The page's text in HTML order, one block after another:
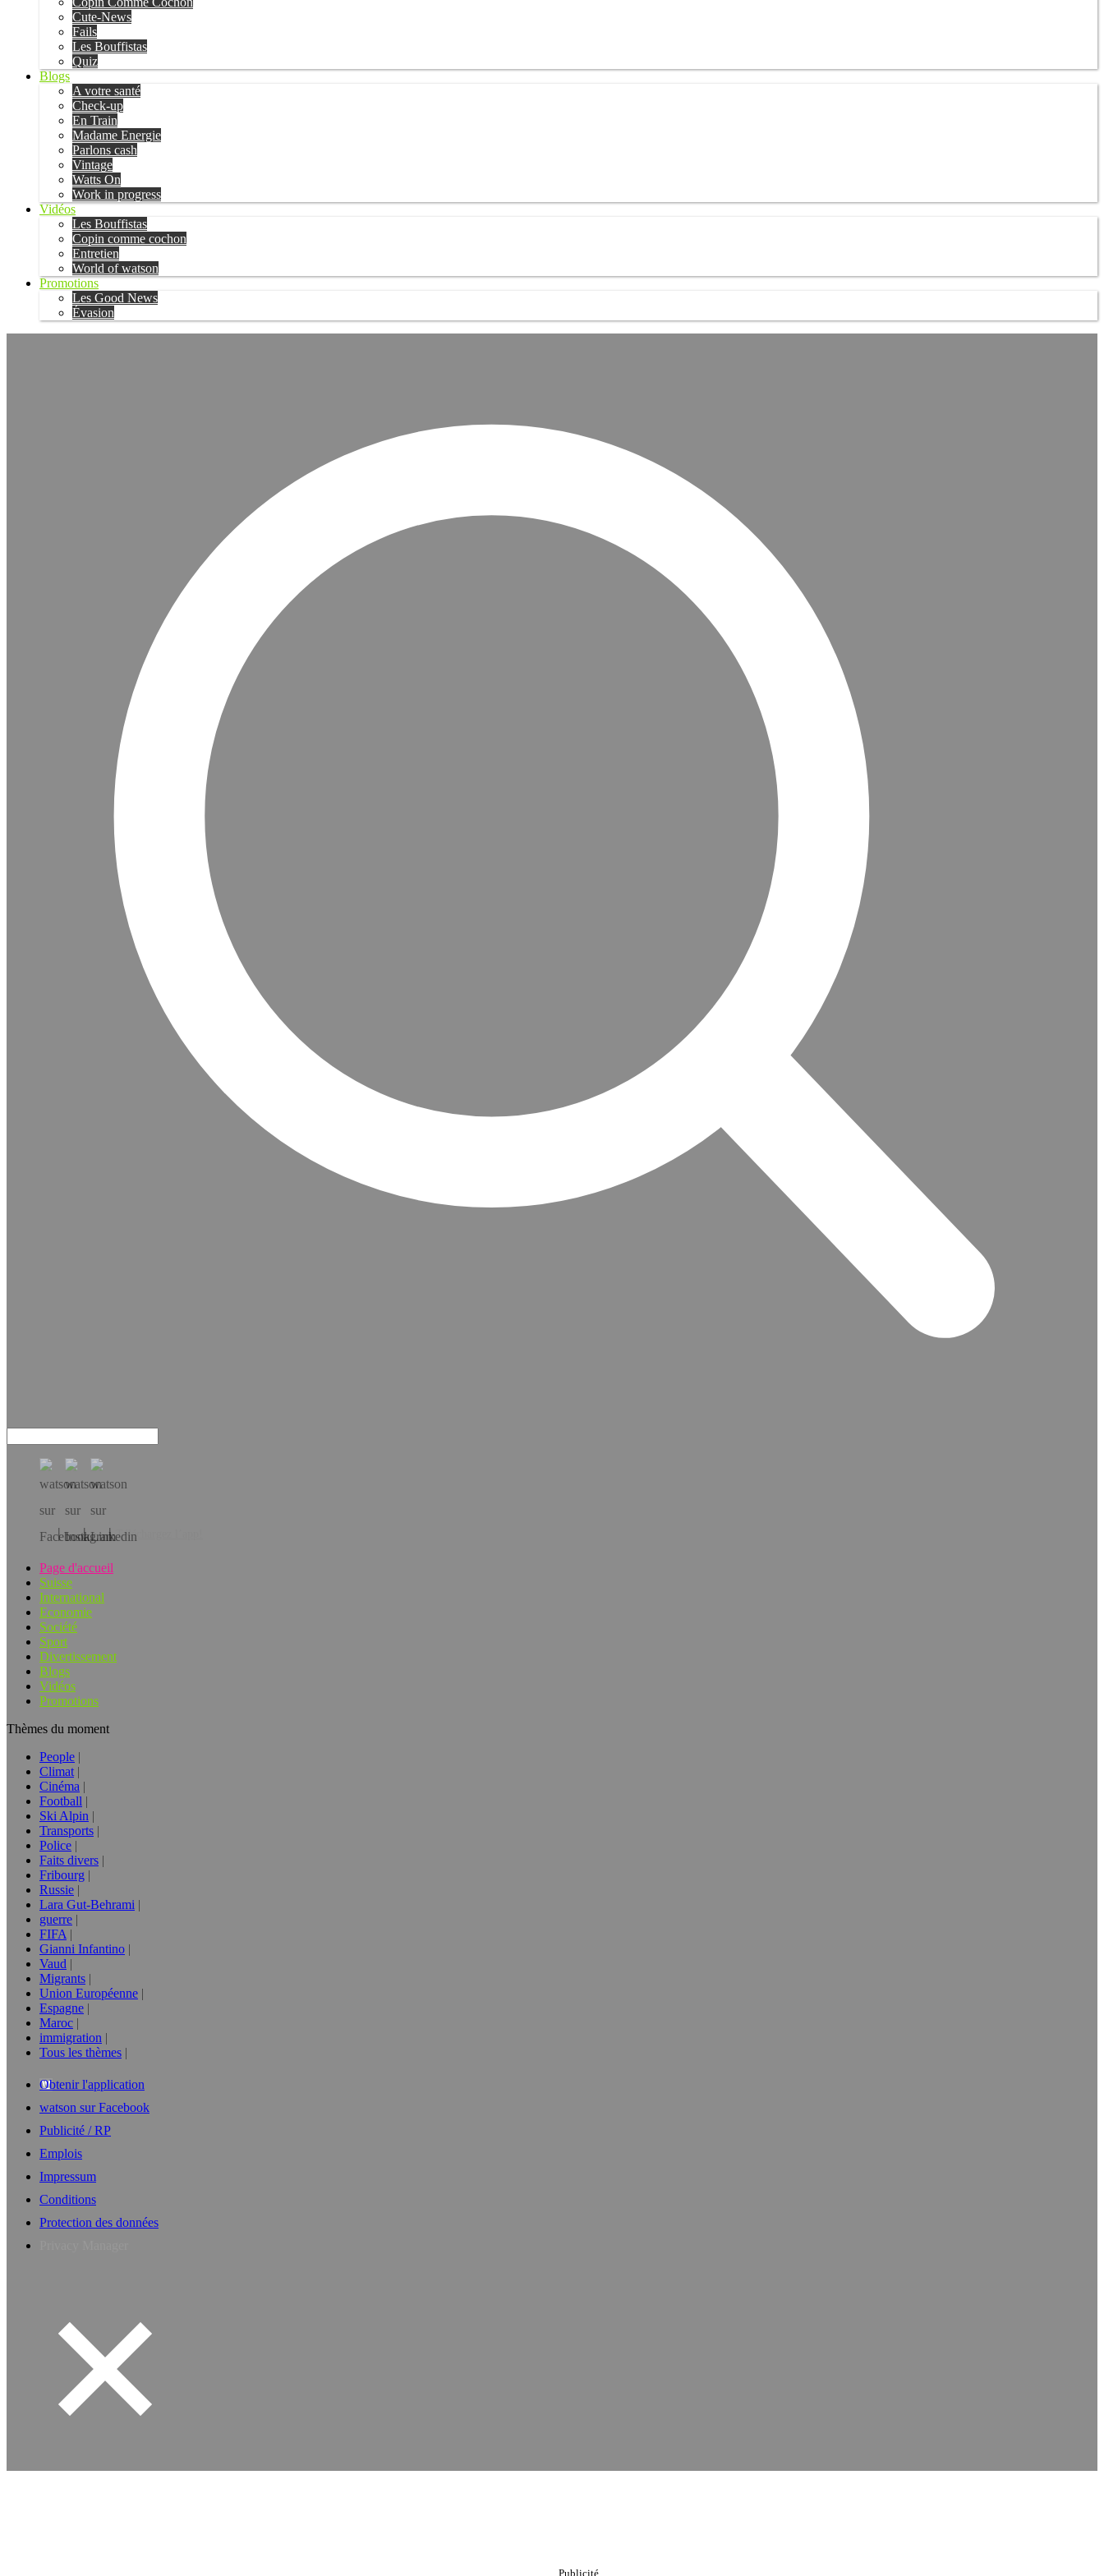
Cute-News
Fails
Les Bouffistas
Quiz
Blogs
A votre santé
Check-up
En Train
Madame Energie
Parlons cash
Vintage
Watts On
Work in progress
Vidéos
Les Bouffistas
Copin comme cochon
Entretien
World of watson
Promotions
Les Good News
Évasion
Téléchargez l’app!
Page d'accueil
Suisse
International
Economie
Société
Sport
Divertissement
Blogs
Vidéos
Promotions
Thèmes du moment
People
Climat
Cinéma
Football
Ski Alpin
Transports
Police
Faits divers
Fribourg
Russie
Lara Gut-Behrami
guerre
FIFA
Gianni Infantino
Vaud
Migrants
Union Européenne
Espagne
Maroc
immigration
Tous les thèmes
Obtenir l'application
watson sur Facebook
Publicité / RP
Emplois
Impressum
Conditions
Protection des données